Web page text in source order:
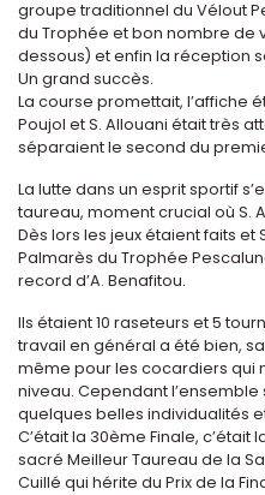
groupe traditionnel du Vélout
du Trophée et bon nombre de
dessous) et enfin la réception
Un grand succès.
La course promettait, l’affiche
Poujol et S. Allouani était très
séparaient le second du
La lutte dans un esprit sportif
taureau, moment crucial où S.
Dès lors les jeux étaient faits et
Palmarès du Trophée
record d’A. Benafitou.
Ils étaient 10 raseteurs et 5
travail en général a été bien,
même pour les cocardiers qui
niveau. Cependant
quelques belles individualités
C’était la 30ème Finale, c’était
sacré Meilleur Taureau de la
Cuillé qui hérite du Prix de la